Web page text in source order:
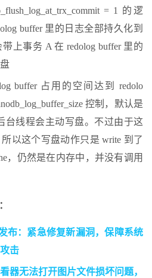
= 1 的逻
buffer 里的日志全部持久化到
上事务 A 在 redolog buffer 里的
buffer 占用的空间达到 redolo
控制，默认是
台线程会主动写盘。不过由于这
以这个写盘动作只是 write 到了
，仍然是在内存中，并没有调用
布：紧急修复新漏洞，保障系统
击
器无法打开图片文件损坏问题，